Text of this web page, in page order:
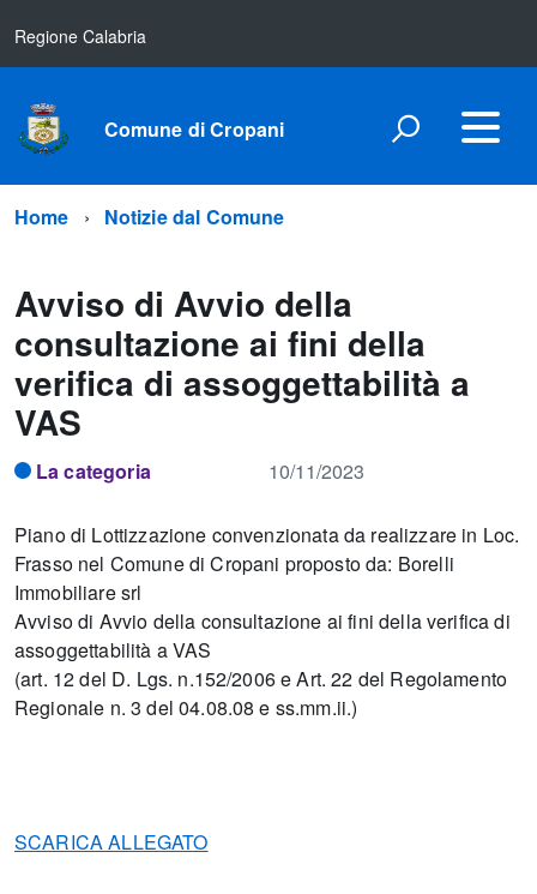
Regione Calabria
Comune di Cropani
Home Notizie dal Comune
Avviso di Avvio della
consultazione ai fini della
verifica di assoggettabilità a
VAS
La categoria 10/11/2023
Piano di Lottizzazione convenzionata da realizzare in Loc.
Frasso nel Comune di Cropani proposto da: Borelli
Immobiliare srl
Avviso di Avvio della consultazione ai fini della verifica di
assoggettabilità a VAS
(art. 12 del D. Lgs. n.152/2006 e Art. 22 del Regolamento
Regionale n. 3 del 04.08.08 e ss.mm.ii.)
SCARICA ALLEGATO